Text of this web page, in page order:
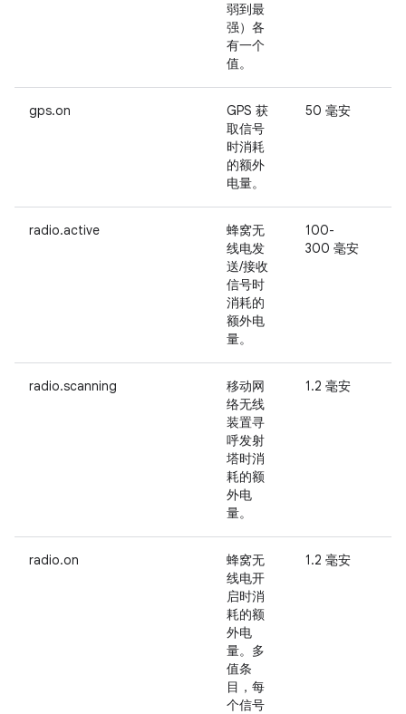
弱到最
强）各
有一个
值。
gps.on
GPS 获
取信号
时消耗
的额外
电量。
50 毫安
radio.active
蜂窝无
线电发
送/接收
信号时
消耗的
额外电
量。
100-
300 毫安
radio.scanning
移动网
络无线
装置寻
呼发射
塔时消
耗的额
外电
量。
1.2 毫安
radio.on
蜂窝无
线电开
启时消
耗的额
外电
量。多
值条
目，每
个信号
1.2 毫安